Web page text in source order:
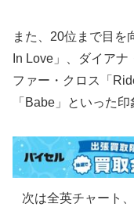
また、20位まで目を
In Love」、ダイア
ファー・クロス「
「Babe」といった
次は全英チャート